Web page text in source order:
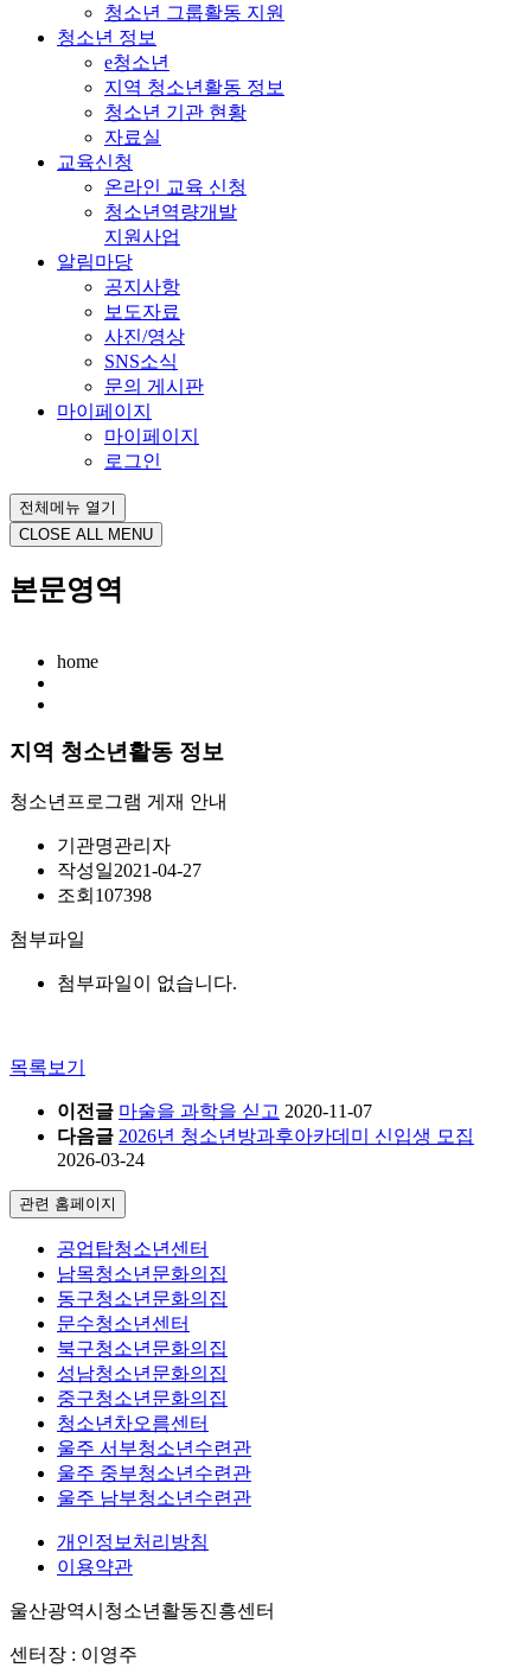
청소년 그룹활동 지원
청소년 정보
e청소년
지역 청소년활동 정보
청소년 기관 현황
자료실
교육신청
온라인 교육 신청
청소년역량개발
지원사업
알림마당
공지사항
보도자료
사진/영상
SNS소식
문의 게시판
마이페이지
마이페이지
로그인
전체메뉴 열기
CLOSE ALL MENU
본문영역
home
지역 청소년활동 정보
청소년프로그램 게재 안내
기관명관리자
작성일2021-04-27
조회 107398
첨부파일
첨부파일이 없습니다.
목록보기
이전글 마술을 과학을 싣고 2020-11-07
다음글 2026년 청소년방과후아카데미 신입생 모집
2026-03-24
관련 홈페이지
공업탑청소년센터
남목청소년문화의집
동구청소년문화의집
문수청소년센터
북구청소년문화의집
성남청소년문화의집
중구청소년문화의집
청소년차오름센터
울주 서부청소년수련관
울주 중부청소년수련관
울주 남부청소년수련관
개인정보처리방침
이용약관
울산광역시청소년활동진흥센터
센터장 : 이영주